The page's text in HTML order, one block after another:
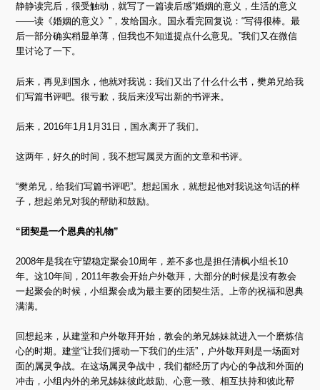
静静读完后，很受触动，就写了一篇读后感“婚姻的意义，生活的意义
——读《婚姻的意义》”，发给国永。国永看完回复说：“写得很棒。最
后一部分确实稍显单薄，但我也不知道提点什么意见。”我们又在微信
里讨论了一下。
后来，再见到国永，他就对我说：我们又出了什么什么书，樊弟兄给我
们写篇书评吧。很亏歉，我后来没写出新的书评来。
后来，2016年1月1月31日，国永离开了我们。
这两年，好久的时间，我不想写属灵方面的文章和书评。
“樊弟兄，给我们写篇书评吧”。想起国永，就想起他对我说这句话的样
子，想起弟兄对我的帮助和鼓励。
“团契是一个恩典的礼物”
2008年是我在守望稳定聚会10周年，差不多也是担任清枫小组长10
年。这10年间，2011年教会开始户外敬拜，大部分的时候是没有教会
一起聚会的时候，小组聚会成为最主要的团契生活。上帝的祝福和恩典
满满。
回想起来，从建堂和户外敬拜开始，教会的弟兄姊妹就进入一个磨炼信
心的时期。建堂“让我们摇动一下我们的生活”，户外敬拜则是一场面对
面的属灵争战。在这场属灵争战中，我们都经历了内心的争战和外面的
冲击，小组内外的弟兄姊妹彼此鼓励、心意一致、相互扶持和彼此帮